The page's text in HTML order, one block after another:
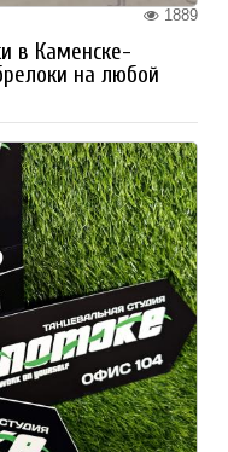
1889
в Каменске-
на любой